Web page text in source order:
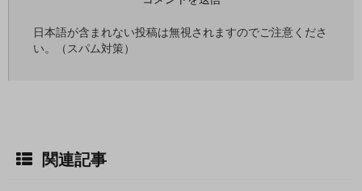
日本語が含まれない投稿は無視されますのでご注意くださ
い。（スパム対策）
関連記事